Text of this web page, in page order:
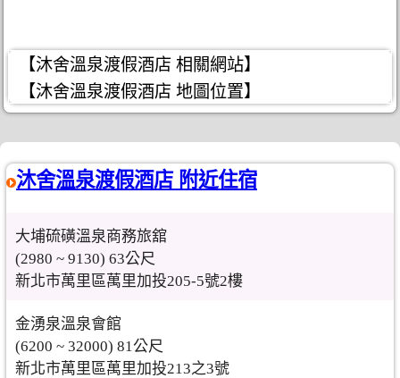
【沐舍溫泉渡假酒店 相關網站】
【沐舍溫泉渡假酒店 地圖位置】
沐舍溫泉渡假酒店 附近住宿
大埔硫磺溫泉商務旅舘
(2980 ~ 9130) 63公尺
新北市萬里區萬里加投205-5號2樓
金湧泉溫泉會館
(6200 ~ 32000) 81公尺
新北市萬里區萬里加投213之3號